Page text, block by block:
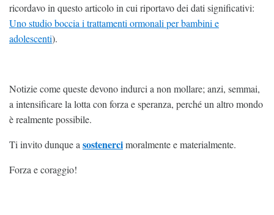
ricordavo in questo articolo in cui riportavo dei dati significativi:
Uno studio boccia i trattamenti ormonali per bambini e
adolescenti).
Notizie come queste devono indurci a non mollare; anzi, semmai,
a intensificare la lotta con forza e speranza, perché un altro mondo
è realmente possibile.
Ti invito dunque a sostenercimoralmente e materialmente.
Forza e coraggio!